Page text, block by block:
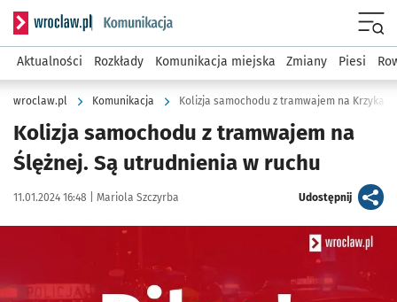
Serwis informacyjny wroclaw.pl podserwis: Komunikacja
Aktualności Rozkłady Komunikacja miejska Zmiany Piesi
wroclaw.pl Komunikacja Kolizja samochodu z tramwajem na
Kolizja samochodu z tramwajem na
Ślężnej. Są utrudnienia w ruchu
Data publikacji:
11.01.2024 16:48 | Autor:
Mariola Szczyrba Udostępnijartykuł
Kliknij, aby powiększyć